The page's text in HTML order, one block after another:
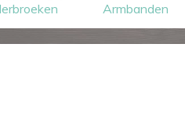
Armbanden